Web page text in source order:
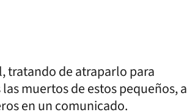
tratando de atraparlo para
muertos de estos pequeños, a
en un comunicado.